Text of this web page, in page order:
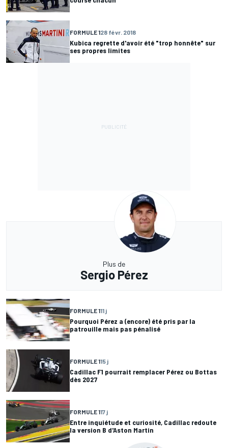
FORMULE 128 févr. 2018
Kubica regrette d'avoir été "trop honnête" sur
ses propres limites
Plus de
Sergio Pérez
FORMULE 111 j
Pourquoi Pérez a (encore) été pris par la
patrouille mais pas pénalisé
FORMULE 115 j
Cadillac F1 pourrait remplacer Pérez ou Bottas
dès 2027
FORMULE 117 j
Entre inquiétude et curiosité, Cadillac redoute
la version B d'Aston Martin